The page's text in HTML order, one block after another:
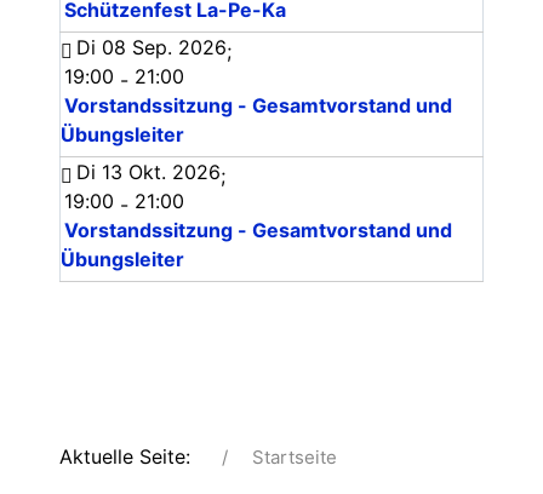
Schützenfest La-Pe-Ka
Di 08 Sep. 2026;
19:00 - 21:00
Vorstandssitzung - Gesamtvorstand und
Übungsleiter
Di 13 Okt. 2026;
19:00 - 21:00
Vorstandssitzung - Gesamtvorstand und
Übungsleiter
Aktuelle Seite: Startseite